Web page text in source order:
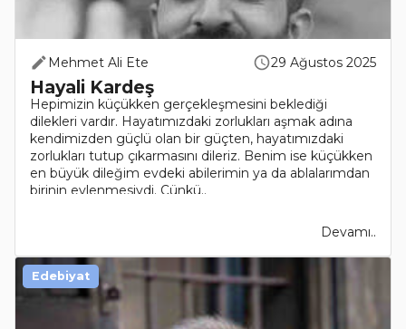
Mehmet Ali Ete 29 Ağustos 2025
Hayali Kardeş
Hepimizin küçükken gerçekleşmesini beklediği
dilekleri vardır. Hayatımızdaki zorlukları aşmak adına
kendimizden güçlü olan bir güçten, hayatımızdaki
zorlukları tutup çıkarmasını dileriz. Benim ise küçükken
en büyük dileğim evdeki abilerimin ya da ablalarımdan
birinin evlenmesiydi. Çünkü..
Devamı..
Edebiyat